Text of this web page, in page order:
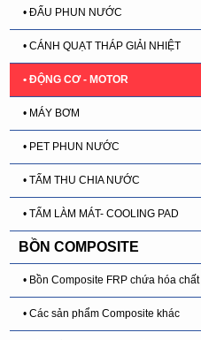
• ĐẤU PHUN NƯỚC
• CÁNH QUẠT THÁP GIẢI NHIỆT
• ĐỘNG CƠ - MOTOR
• MÁY BƠM
• PET PHUN NƯỚC
• TẤM THU CHIA NƯỚC
• TẤM LÀM MÁT- COOLING PAD
BỒN COMPOSITE
• Bồn Composite FRP chứa hóa chất
• Các sản phẩm Composite khác